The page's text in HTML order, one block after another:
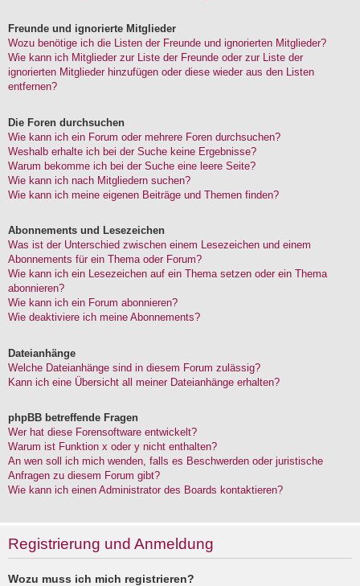
Freunde und ignorierte Mitglieder
Wozu benötige ich die Listen der Freunde und ignorierten Mitglieder?
Wie kann ich Mitglieder zur Liste der Freunde oder zur Liste der
ignorierten Mitglieder hinzufügen oder diese wieder aus den Listen
entfernen?
Die Foren durchsuchen
Wie kann ich ein Forum oder mehrere Foren durchsuchen?
Weshalb erhalte ich bei der Suche keine Ergebnisse?
Warum bekomme ich bei der Suche eine leere Seite?
Wie kann ich nach Mitgliedern suchen?
Wie kann ich meine eigenen Beiträge und Themen finden?
Abonnements und Lesezeichen
Was ist der Unterschied zwischen einem Lesezeichen und einem
Abonnements für ein Thema oder Forum?
Wie kann ich ein Lesezeichen auf ein Thema setzen oder ein Thema
abonnieren?
Wie kann ich ein Forum abonnieren?
Wie deaktiviere ich meine Abonnements?
Dateianhänge
Welche Dateianhänge sind in diesem Forum zulässig?
Kann ich eine Übersicht all meiner Dateianhänge erhalten?
phpBB betreffende Fragen
Wer hat diese Forensoftware entwickelt?
Warum ist Funktion x oder y nicht enthalten?
An wen soll ich mich wenden, falls es Beschwerden oder juristische
Anfragen zu diesem Forum gibt?
Wie kann ich einen Administrator des Boards kontaktieren?
Registrierung und Anmeldung
Wozu muss ich mich registrieren?